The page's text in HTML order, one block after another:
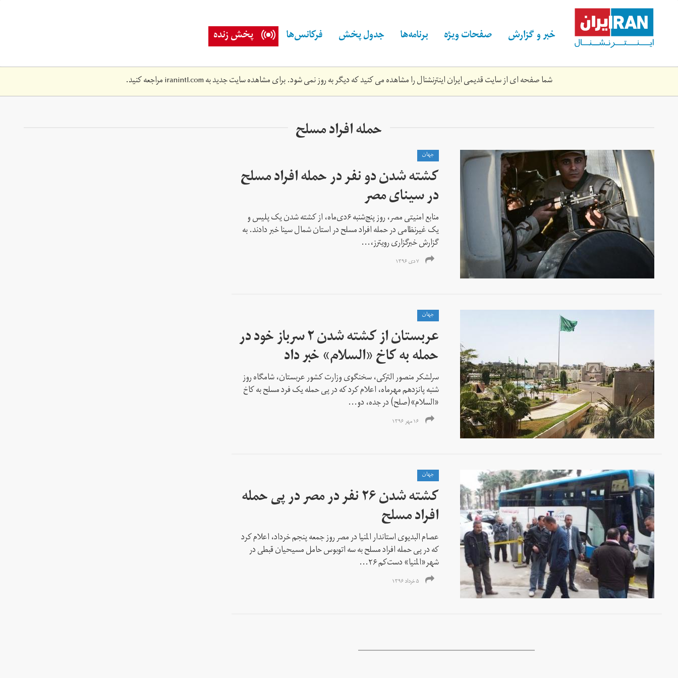
content خبر و گزارش صفحات ویژه برنامه‌ها جدول پخش فرکانس‌ها پخش زنده
شما صفحه ای از سایت قدیمی ایران اینترنشنال را مشاهده می کنید که دیگر به روز نمی شود. برای مشاهده سایت جدید بهiranintl.comمراجعه کنید.
حمله افراد مسلح
جهان
کشته شدن دو نفر در حمله افراد مسلح
در سینای مصر
منابع امنیتی مصر، روز پنج‌شنبه ۶دی‌ماه، از کشته شدن یک پلیس و
یک غیرنظامی در حمله افراد مسلح در استان شمال سینا خبر دادند. به
گزارش خبرگزاری رویترز،...
۷ دی ۱۳۹۶
جهان
عربستان از کشته شدن ۲ سرباز خود در
حمله به کاخ «السلام» خبر داد
سرلشکر منصور الترکی، سخنگوی وزارت کشور عربستان، شامگاه روز
شنبه پانزدهم مهرماه، اعلام کرد که در پی حمله یک فرد مسلح به کاخ
«السلام»(صلح) در جده، دو...
۱۶ مهر ۱۳۹۶
جهان
کشته شدن ۲۶ نفر در مصر در پی حمله
افراد مسلح
عصام البدیوی استاندار المنیا در مصر روز جمعه پنجم خرداد، اعلام کرد
که در پی حمله افراد مسلح به سه اتوبوس حامل مسیحیان قبطی در
شهر«المنيا» دست‌کم ۲۶...
۵ خرداد ۱۳۹۶